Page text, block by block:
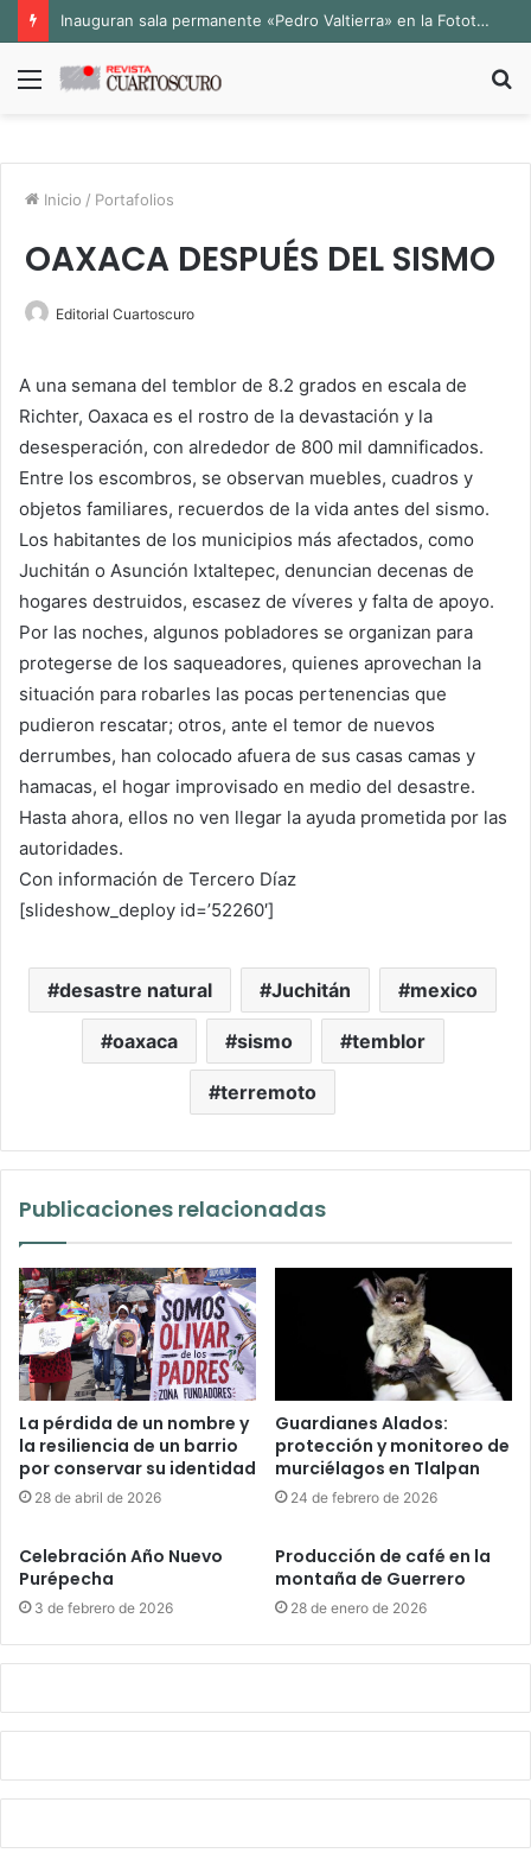
Inauguran sala permanente «Pedro Valtierra» en la Fototeca de Zacatecas
Menú
Inicio / Portafolios
OAXACA DESPUÉS DEL SISMO
Editorial Cuartoscuro
A una semana del temblor de 8.2 grados en escala de
Richter, Oaxaca es el rostro de la devastación y la
desesperación, con alrededor de 800 mil damnificados.
Entre los escombros, se observan muebles, cuadros y
objetos familiares, recuerdos de la vida antes del sismo.
Los habitantes de los municipios más afectados, como
Juchitán o Asunción Ixtaltepec, denuncian decenas de
hogares destruidos, escasez de víveres y falta de apoyo.
Por las noches, algunos pobladores se organizan para
protegerse de los saqueadores, quienes aprovechan la
situación para robarles las pocas pertenencias que
pudieron rescatar; otros, ante el temor de nuevos
derrumbes, han colocado afuera de sus casas camas y
hamacas, el hogar improvisado en medio del desastre.
Hasta ahora, ellos no ven llegar la ayuda prometida por las
autoridades.
Con información de Tercero Díaz
[slideshow_deploy id=’52260′]
desastre natural Juchitán mexico
oaxaca sismo temblor
terremoto
Publicaciones relacionadas
La pérdida de un nombre y
la resiliencia de un barrio
por conservar su identidad
28 de abril de 2026
Guardianes Alados:
protección y monitoreo de
murciélagos en Tlalpan
24 de febrero de 2026
Celebración Año Nuevo
Purépecha
3 de febrero de 2026
Producción de café en la
montaña de Guerrero
28 de enero de 2026